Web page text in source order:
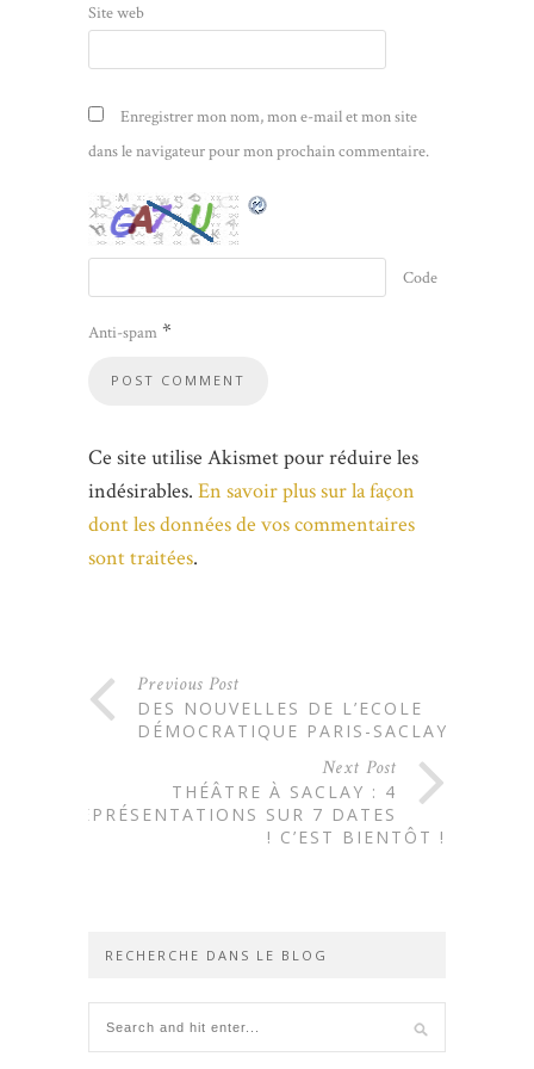
Site web
Enregistrer mon nom, mon e-mail et mon site
dans le navigateur pour mon prochain commentaire.
Code
Anti-spam *
Ce site utilise Akismet pour réduire les
indésirables. En savoir plus sur la façon
dont les données de vos commentaires
sont traitées.
Previous Post
DES NOUVELLES DE L’ECOLE
DÉMOCRATIQUE PARIS-SACLAY
Next Post
THÉÂTRE À SACLAY : 4
REPRÉSENTATIONS SUR 7 DATES
! C’EST BIENTÔT !
RECHERCHE DANS LE BLOG